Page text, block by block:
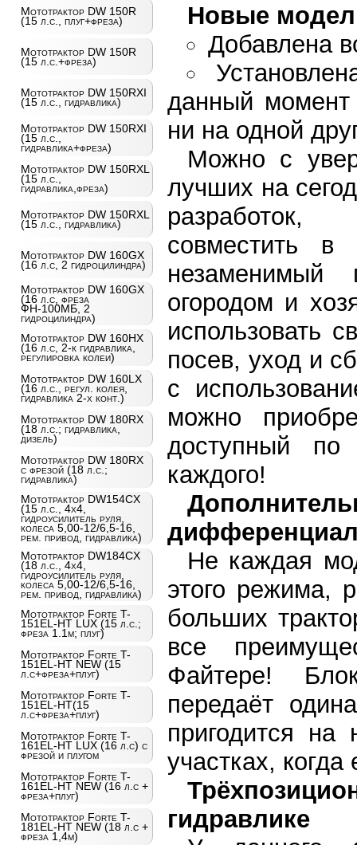
Мототрактор DW 150R
(15 л.с., плуг+фреза)
Мототрактор DW 150R
(15 л.с.+фреза)
Мототрактор DW 150RXI
(15 л.с., гидравлика)
Мототрактор DW 150RXI
(15 л.с.,
гидравлика+фреза)
Мототрактор DW 150RXL
(15 л.с.,
гидравлика,фреза)
Мототрактор DW 150RXL
(15 л.с., гидравлика)
Мототрактор DW 160GX
(16 л.с, 2 гидроцилиндра)
Мототрактор DW 160GX
(16 л.с, фреза
ФН-100МБ, 2
гидроцилиндра)
Мототрактор DW 160HX
(16 л.с, 2-к гидравлика,
регулировка колеи)
Мототрактор DW 160LX
(16 л.с., регул. колея,
гидравлика 2-х конт.)
Мототрактор DW 180RX
(18 л.с.; гидравлика,
дизель)
Мототрактор DW 180RX
с фрезой (18 л.с.;
гидравлика)
Мототрактор DW154CX
(15 л.с., 4х4,
гидроусилитель руля,
колеса 5,00-12/6,5-16,
рем. привод, гидравлика)
Мототрактор DW184CX
(18 л.с., 4х4,
гидроусилитель руля,
колеса 5,00-12/6,5-16,
рем. привод, гидравлика)
Мототрактор Forte T-
151EL-HT LUX (15 л.с.;
фреза 1.1м; плуг)
Мототрактор Forte T-
151EL-HT NEW (15
л.с+фреза+плуг)
Мототрактор Forte T-
151EL-HT(15
л.с+фреза+плуг)
Мототрактор Forte T-
161EL-HT LUX (16 л.с) с
фрезой и плугом
Мототрактор Forte T-
161EL-HT NEW (16 л.с +
фреза+плуг)
Мототрактор Forte T-
181EL-HT NEW (18 л.с +
фреза 1,4м)
Новые
Добавлена
данный
ни на одной
Можно с
лучших на
совместить
незаменимый
огородом и
использовать
посев, уход и
с
можно
доступный по
каждого!
Не каждая
этого режима,
больших
все
Файтере!
передаёт
пригодится на
участках,
гидравлике